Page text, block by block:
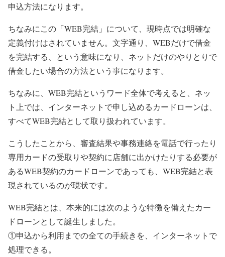
申込方法になります。
ちなみにこの「WEB完結」について、現時点では明確な
定義付けはされていません。文字通り、WEBだけで借金
を完結する、という意味になり、ネットだけのやりとりで
借金したい場合の方法という事になります。
ちなみに、WEB完結というワード全体で考えると、ネッ
ト上では、インターネットで申し込めるカードローンは、
すべてWEB完結として取り扱われています。
こうしたことから、審査結果や事務連絡を電話で行ったり
専用カードの受取りや契約に店舗に出かけたりする必要が
あるWEB契約のカードローンであっても、WEB完結と表
現されているのが現状です。
WEB完結とは、本来的には次のような特徴を備えたカー
ドローンとして誕生しました。
①申込から利用までの全ての手続きを、インターネットで
処理できる。